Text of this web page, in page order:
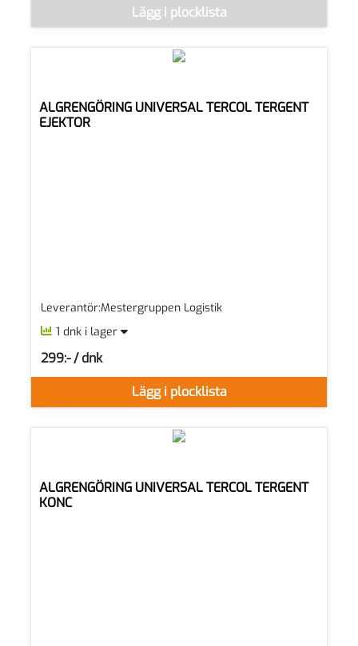
Denna vara går inte att beställa via webben just nu, vänligen
Lägg i plocklista
ALGRENGÖRING UNIVERSAL TERCOL TERGENT
EJEKTOR
Leverantör:Mestergruppen Logistik
1 dnk i lager
Lägg i plocklista
299:- / dnk
SEK per DNK
ALGRENGÖRING UNIVERSAL TERCOL TERGENT
KONC